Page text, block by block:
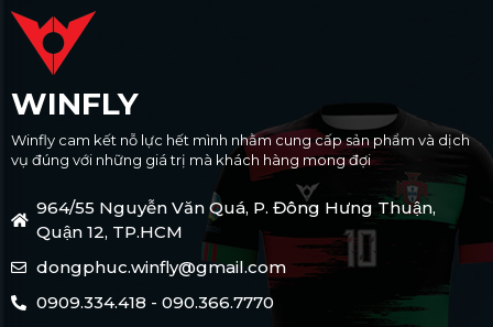
WINFLY
Winfly cam kết nỗ lực hết mình nhằm cung cấp sản phẩm và dịch
vụ đúng với những giá trị mà khách hàng mong đợi
964/55 Nguyễn Văn Quá, P. Đông Hưng Thuận,
Quận 12, TP.HCM
dongphuc.winfly@gmail.com
0909.334.418 - 090.366.7770